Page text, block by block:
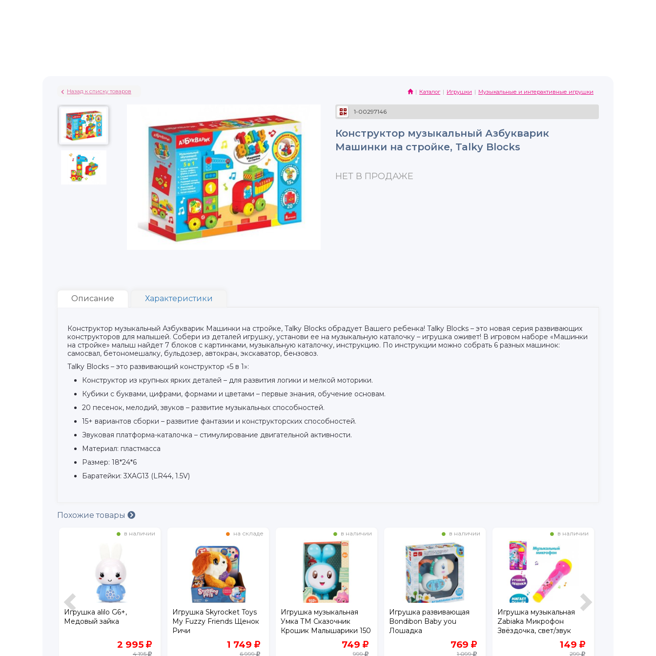
Назад к списку товаров Каталог Игрушки Музыкальные и интерактивные игрушки
1-00297146
Конструктор музыкальный Азбукварик
Машинки на стройке, Talky Blocks
НЕТ В ПРОДАЖЕ
Описание Характеристики
Конструктор музыкальный Азбукварик Машинки на стройке, Talky Blocks обрадует Вашего ребенка! Talky Blocks – это новая серия развивающих
конструкторов для малышей. Собери из деталей игрушку, установи ее на музыкальную каталочку – игрушка оживет! В игровом наборе «Машинки
на стройке» малыш найдет 7 блоков с картинками, музыкальную каталочку, инструкцию. По инструкции можно собрать 6 разных машинок:
самосвал, бетономешалку, бульдозер, автокран, экскаватор, бензовоз.
Talky Blocks – это развивающий конструктор «5 в 1»:
Конструктор из крупных ярких деталей – для развития логики и мелкой моторики.
Кубики с буквами, цифрами, формами и цветами – первые знания, обучение основам.
20 песенок, мелодий, звуков – развитие музыкальных способностей.
15+ вариантов сборки – развитие фантазии и конструкторских способностей.
Звуковая платформа-каталочка – стимулирование двигательной активности.
Материал: пластмасса
Размер: 18*24*6
Баратейки: 3XAG13 (LR44, 1.5V)
Похожие товары
в наличии
Игрушка alilo G6+,
Медовый зайка
2 995
4 195
на складе
Игрушка Skyrocket Toys
My Fuzzy Friends Щенок
Ричи
1 749
6 999
в наличии
Игрушка музыкальная
Умка ТМ Сказочник
Крошик Малышарики 150
песен, сказок, загадок,
749
999
в наличии
Игрушка развивающая
Bondibon Baby you
Лошадка
769
1 099
в наличии
Игрушка музыкальная
Zabiaka Микрофон
Звёздочка, свет/звук
149
299